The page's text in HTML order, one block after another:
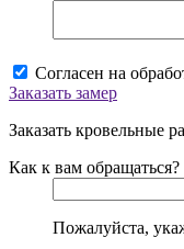
Согласен на
Заказать замер
Заказать кровельные
Как к вам обращаться?
Пожалуйста,